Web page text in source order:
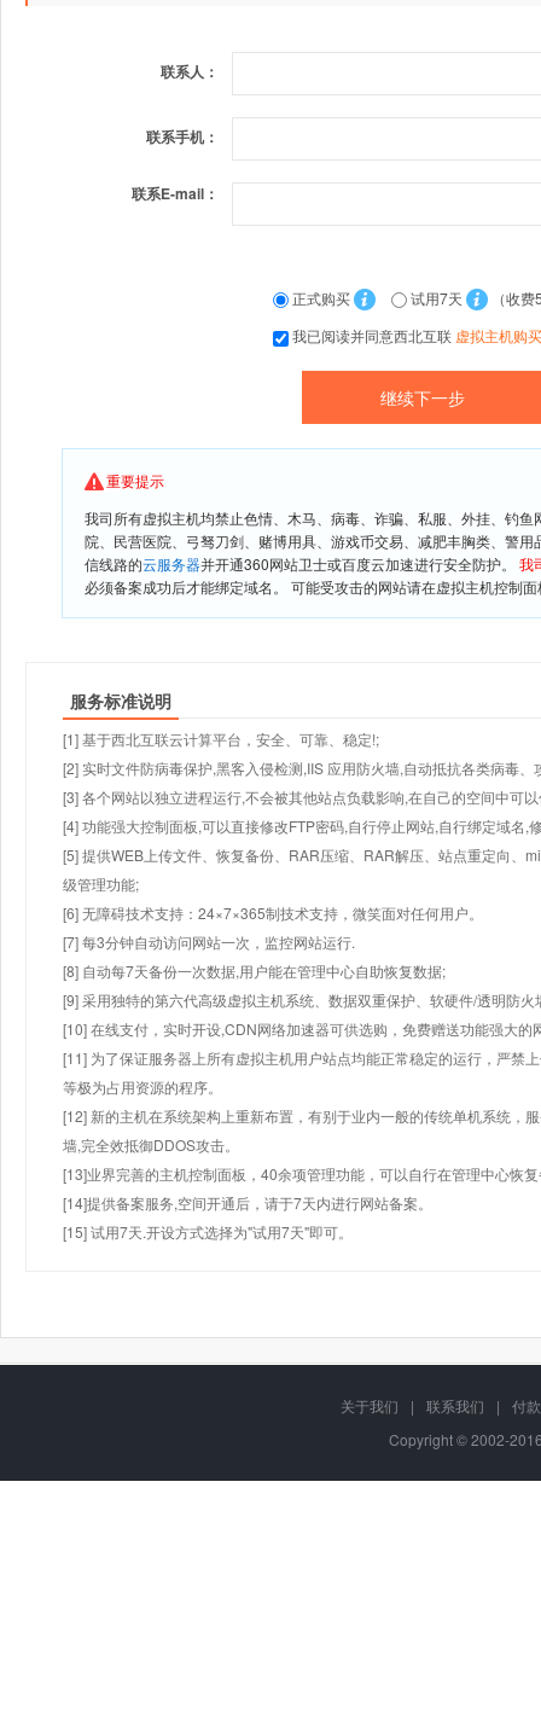
联系人：
联系手机：
联系E-mail：
正式购买 试用7天
（收费
我已阅读并同意西北互联 虚拟主机购
重要提示
我司所有虚拟主机均禁止色情、木马、病毒、诈骗、私服、外挂、钓
院、民营医院、弓驽刀剑、赌博用具、游戏币交易、减肥丰胸类、警
信线路的云服务器并开通360网站卫士或百度云加速进行安全防护。 我
必须备案成功后才能绑定域名。 可能受攻击的网站请在虚拟主机控制
服务标准说明
[1] 基于西北互联云计算平台，安全、可靠、稳定!;
[2] 实时文件防病毒保护,黑客入侵检测,IIS 应用防火墙,自动抵抗各类病毒、
[3] 各个网站以独立进程运行,不会被其他站点负载影响,在自己的空间中可
[4] 功能强大控制面板,可以直接修改FTP密码,自行停止网站,自行绑定域名,
[5] 提供WEB上传文件、恢复备份、RAR压缩、RAR解压、站点重定向、
级管理功能;
[6] 无障碍技术支持：24×7×365制技术支持，微笑面对任何用户。
[7] 每3分钟自动访问网站一次，监控网站运行.
[8] 自动每7天备份一次数据,用户能在管理中心自助恢复数据;
[9] 采用独特的第六代高级虚拟主机系统、数据双重保护、软硬件/透明防火
[10] 在线支付，实时开设,CDN网络加速器可供选购，免费赠送功能强大
[11] 为了保证服务器上所有虚拟主机用户站点均能正常稳定的运行，严禁
等极为占用资源的程序。
[12] 新的主机在系统架构上重新布置，有别于业内一般的传统单机系统，
墙,完全效抵御DDOS攻击。
[13]业界完善的主机控制面板，40余项管理功能，可以自行在管理中心恢
[14]提供备案服务,空间开通后，请于7天内进行网站备案。
[15] 试用7天.开设方式选择为"试用7天"即可。
关于我们 | 联系我们 |
付
Copyright © 2002-